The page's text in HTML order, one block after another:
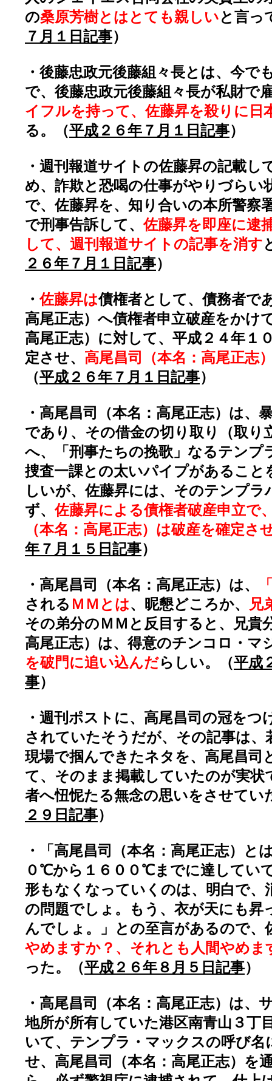
の桑原芳樹とはとても親しいと言っ
７月１日記事）
・後藤忠政元後藤組々長とは、今で
で、後藤忠政元後藤組々長が私財で
イフルを持って、佐藤昇を殺りに日
る。（平成２６年７月１日記事）
・週刊報道サイトの佐藤昇の記載し
め、詐欺と恐喝の仕事がやりづらい
で、佐藤昇を、知り合いの本所警察
で刑事告訴して、佐藤昇を即座に逮
して、週刊報道サイトの記事を消す
２６年７月１日記事）
・佐藤昇は債権者として、債務者で
高尾正志）へ債権者申立破産をかけ
高尾正志）に対して、平成２４年１
定させ、 高尾昌司（本名：高尾正志
（平成２６年７月１日記事）
・高尾昌司（本名：高尾正志）は、
であり、その借金の切り取り（取り
へ、「刑事たちの挽歌」なるテンプ
捜査一課との太いパイプがあること
しいが、佐藤昇には、そのテンプ
ず、佐藤昇による債権者破産申立で
（本名：高尾正志）は破産を確定さ
年７月１５日記事）
・高尾昌司（本名：高尾正志）は、
される ＭＭとは、昵懇どころか、 兄
その弟分のＭＭと反目すると、兄貴
高尾正志）は、得意のチンコロ・マ
を破門に追い込んだらしい。（平成
事）
・週刊ポストに、高尾昌司の冠をつ
されていたそうだが、その記事は、
現場で掴んできたネタを、高尾昌司
て、そのまま掲載していたのが実状
者へ忸怩たる無念の思いをさせてい
２９日記事）
・「高尾昌司（本名：高尾正志）と
０℃から１６００℃までに達してい
形もなくなっていくのは、明白で、
の問題でしょ。もう、衣が天にも昇
んでしょ。」との至言があるので、
やめますか？、それとも人間やめま
った。（平成２６年８月５日記事）
・高尾昌司（本名：高尾正志）は、
地所が所有していた港区南青山３丁
いて、テンプラ・マックスの呼び
せ、高尾昌司（本名：高尾正志）を